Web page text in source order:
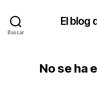
Buscar
El blog
No se ha